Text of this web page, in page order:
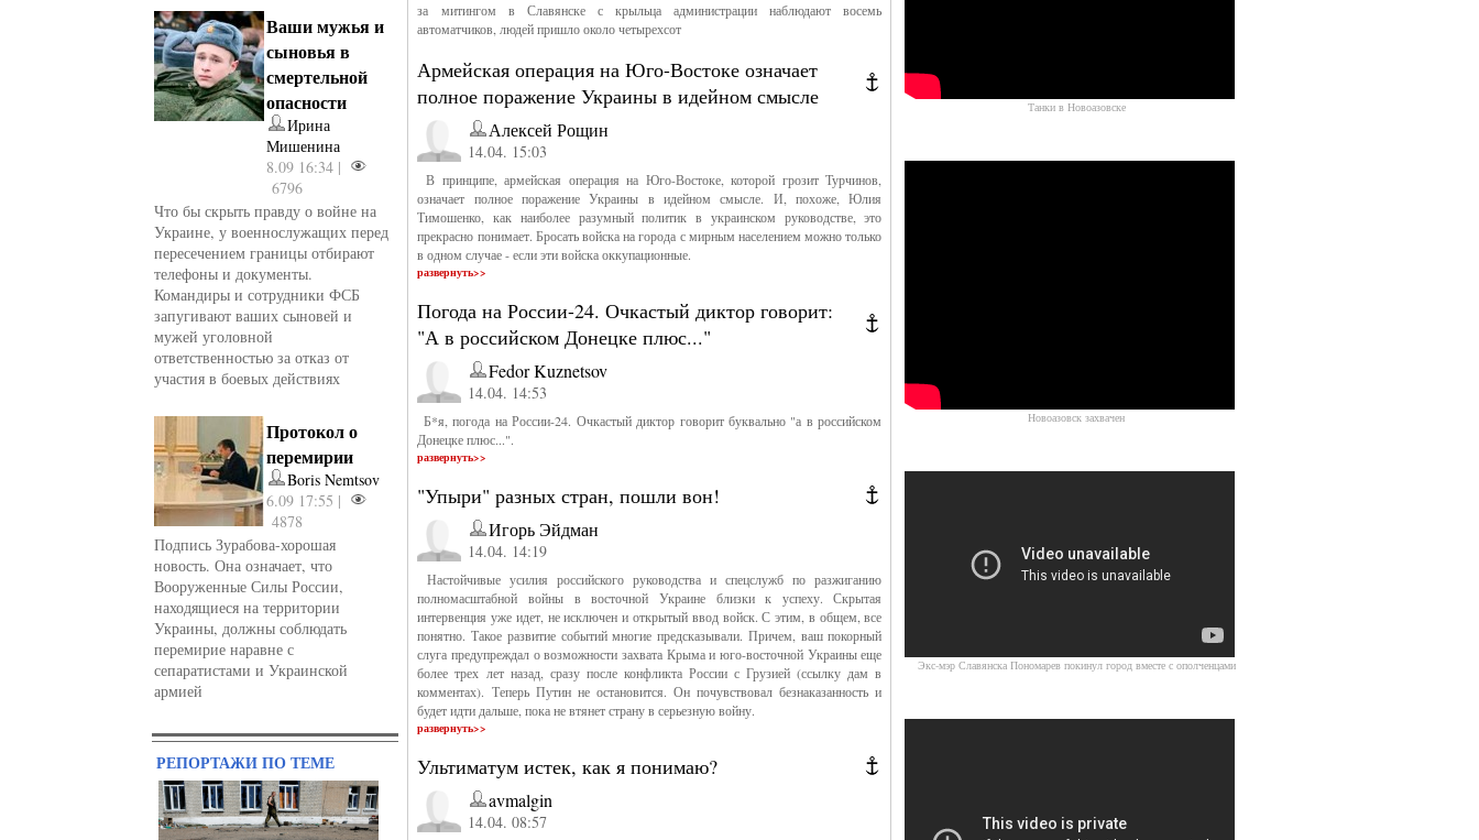
Ваши мужья и
сыновья в
смертельной
опасности
Ирина
Мишенина
8.09 16:34 |
6796
Что бы скрыть правду о войне на
Украине, у военнослужащих перед
пересечением границы отбирают
телефоны и документы.
Командиры и сотрудники ФСБ
запугивают ваших сыновей и
мужей уголовной
ответственностью за отказ от
участия в боевых действиях
Протокол о
перемирии
Boris Nemtsov
6.09 17:55 |
4878
Подпись Зурабова-хорошая
новость. Она означает, что
Вооруженные Силы России,
находящиеся на территории
Украины, должны соблюдать
перемирие наравне с
сепаратистами и Украинской
армией
РЕПОРТАЖИ ПО ТЕМЕ
за митингом в Славянске с крыльца администрации наблюдают восемь
автоматчиков, людей пришло около четырехсот
Армейская операция на Юго-Востоке означает
полное поражение Украины в идейном смысле
Алексей Рощин
14.04. 15:03
В принципе, армейская операция на Юго-Востоке, которой грозит Турчинов,
означает полное поражение Украины в идейном смысле. И, похоже, Юлия
Тимошенко, как наиболее разумный политик в украинском руководстве, это
прекрасно понимает. Бросать войска на города с мирным населением можно только
в одном случае - если эти войска оккупационные.
развернуть>>
Погода на России-24. Очкастый диктор говорит:
"А в российском Донецке плюс..."
Fedor Kuznetsov
14.04. 14:53
Б*я, погода на России-24. Очкастый диктор говорит буквально "а в российском
Донецке плюс...".
развернуть>>
"Упыри" разных стран, пошли вон!
Игорь Эйдман
14.04. 14:19
Настойчивые усилия российского руководства и спецслужб по разжиганию
полномасштабной войны в восточной Украине близки к успеху. Скрытая
интервенция уже идет, не исключен и открытый ввод войск. С этим, в общем, все
понятно. Такое развитие событий многие предсказывали. Причем, ваш покорный
слуга предупреждал о возможности захвата Крыма и юго-восточной Украины еще
более трех лет назад, сразу после конфликта России с Грузией (ссылку дам в
комментах). Теперь Путин не остановится. Он почувствовал безнаказанность и
будет идти дальше, пока не втянет страну в серьезную войну.
развернуть>>
Ультиматум истек, как я понимаю?
avmalgin
14.04. 08:57
Танки в Новоазовске
Новоазовск захвачен
Экс-мэр Славянска Пономарев покинул город вместе с ополченцами